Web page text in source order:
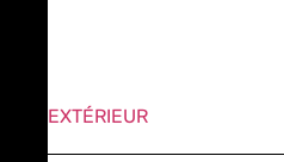
EXTÉRIEUR